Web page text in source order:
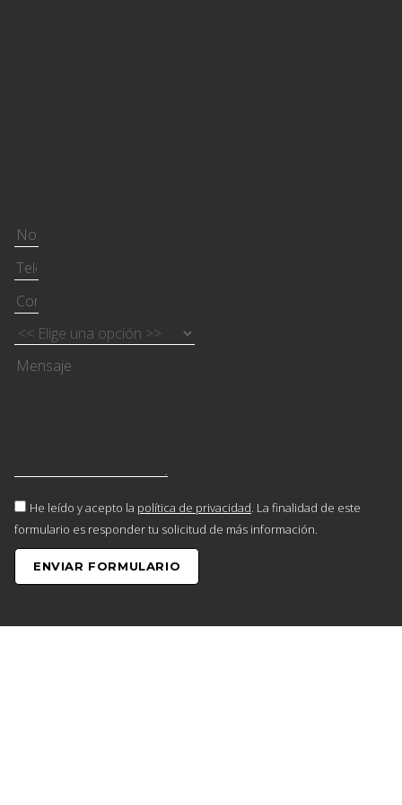
He leído y acepto la política de privacidad. La finalidad de este
formulario es responder tu solicitud de más información.
ENVIAR FORMULARIO